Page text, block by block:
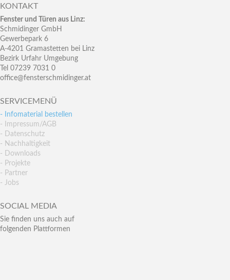
KONTAKT
Fenster und Türen aus Linz:
Schmidinger GmbH
Gewerbepark 6
A-4201 Gramastetten bei Linz
Bezirk Urfahr Umgebung
Tel 07239 7031 0
office@fensterschmidinger.at
SERVICEMENÜ
- Infomaterial bestellen
- Impressum/AGB
- Datenschutz
- Nachhaltigkeit
- Downloads
- Projekte
- Partner
- Jobs
SOCIAL MEDIA
Sie finden uns auch auf
folgenden Plattformen